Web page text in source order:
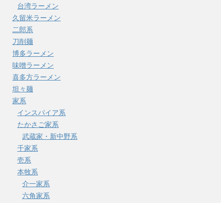
台湾ラーメン
久留米ラーメン
二郎系
刀削麺
博多ラーメン
味噌ラーメン
喜多方ラーメン
坦々麺
家系
インスパイア系
たかさご家系
武蔵家・新中野系
千家系
壱系
本牧系
介一家系
六角家系